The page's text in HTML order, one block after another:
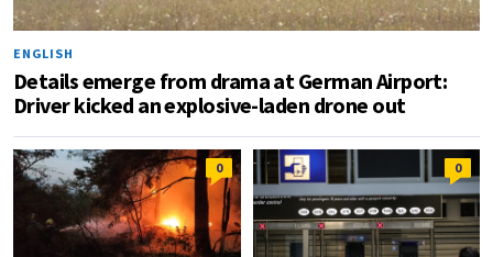
ENGLISH
Details emerge from drama at German Airport:
Driver kicked an explosive-laden drone out
0 0